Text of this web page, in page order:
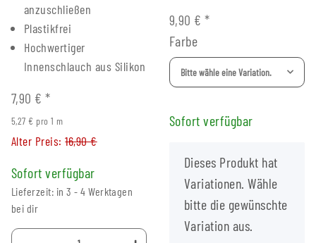
anzuschließen
Plastikfrei
Hochwertiger
Innenschlauch aus Silikon
7,90 €*
5,27 € pro 1 m
Alter Preis:16,90 €
Sofort verfügbar
Lieferzeit: in 3 - 4 Werktagen
bei dir
9,90 €*
Farbe
Bitte wähle eine Variation.
Sofort verfügbar
x
Dieses Produkt hat
Variationen. Wähle
bitte die gewünschte
Variation aus.